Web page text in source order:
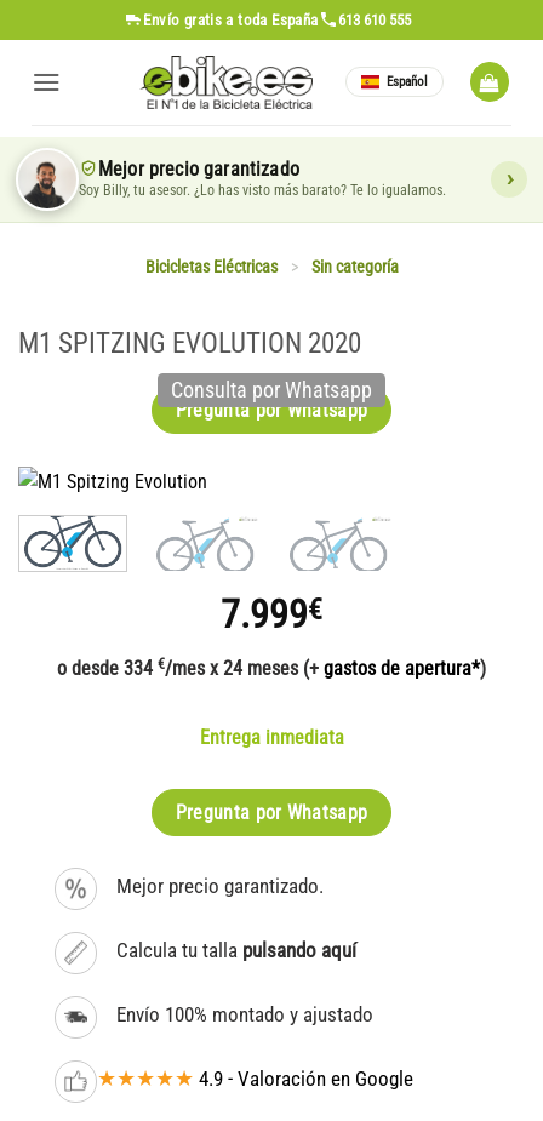
al
contenido
Envío gratis a toda España 613 610 555
Español
Mejor precio garantizado
Soy Billy, tu asesor. ¿Lo has visto más barato? Te lo igualamos.
Bicicletas Eléctricas > Sin categoría
M1 SPITZING EVOLUTION 2020
Pregunta por Whatsapp
Consulta por Whatsapp
7.999€
o desde 334 €/mes x 24 meses (+ gastos de apertura*)
Entrega inmediata
Pregunta por Whatsapp
Mejor precio garantizado.
Calcula tu talla pulsando aquí
Envío 100% montado y ajustado
★★★★★ 4.9 - Valoración en Google